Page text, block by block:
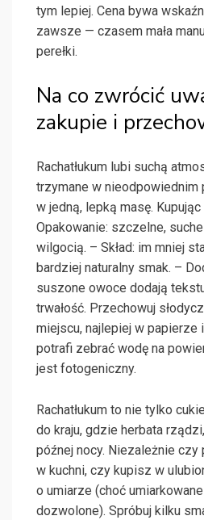
tym lepiej. Cena bywa
zawsze — czasem mała
perełki.
Na co zwrócić
zakupie i
Rachatłukum lubi suchą
trzymane w nieodpowiednim
w jedną, lepką masę.
Opakowanie: szczelne,
wilgocią. – Skład: im mniej
bardziej naturalny smak. –
suszone owoce dodają
trwałość. Przechowuj
miejscu, najlepiej w papierze
potrafi zebrać wodę na
jest fotogeniczny.
Rachatłukum to nie tylko
do kraju, gdzie herbata
późnej nocy. Niezależnie czy
w kuchni, czy kupisz w
o umiarze (choć
dozwolone). Spróbuj kilku